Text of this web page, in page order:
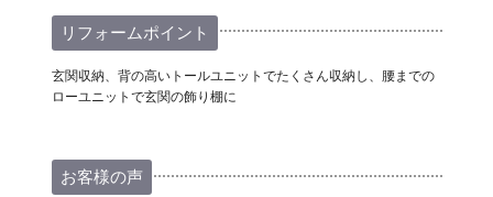
リフォームポイント
玄関収納、背の高いトールユニットでたくさん収納し、腰までの
ローユニットで玄関の飾り棚に
お客様の声